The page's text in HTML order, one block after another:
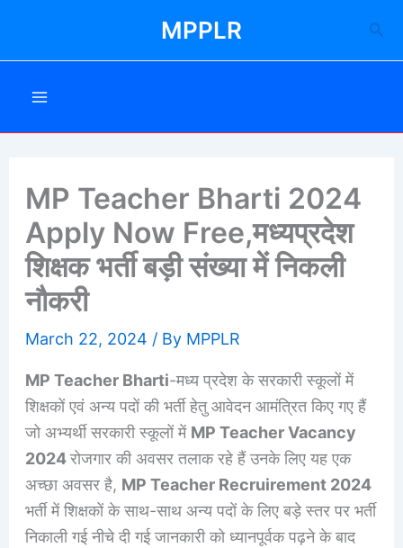
content
MPPLR
MP Teacher Bharti 2024
Apply Now Free,मध्यप्रदेश
शिक्षक भर्ती बड़ी संख्या में निकली
नौकरी
March 22, 2024 / By MPPLR
MP Teacher Bharti-मध्य प्रदेश के सरकारी स्कूलों में
शिक्षकों एवं अन्य पदों की भर्ती हेतु आवेदन आमंत्रित किए गए हैं
जो अभ्यर्थी सरकारी स्कूलों में MP Teacher Vacancy
2024रोजगार की अवसर तलाक रहे हैं उनके लिए यह एक
अच्छा अवसर है, MP Teacher Recruirement 2024
भर्ती में शिक्षकों के साथ-साथ अन्य पदों के लिए बड़े स्तर पर भर्ती
निकाली गई नीचे दी गई जानकारी को ध्यानपूर्वक पढ़ने के बाद